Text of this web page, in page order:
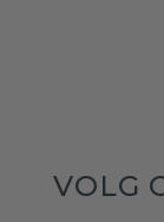
VOLG